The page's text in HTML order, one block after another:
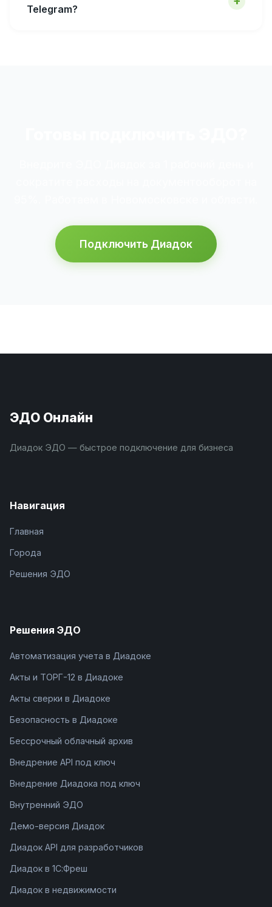
Telegram?
Подключить Диадок
ЭДО Онлайн
Диадок ЭДО — быстрое подключение для бизнеса
Навигация
Главная
Города
Решения ЭДО
Решения ЭДО
Автоматизация учета в Диадоке
Акты и ТОРГ-12 в Диадоке
Акты сверки в Диадоке
Безопасность в Диадоке
Бессрочный облачный архив
Внедрение API под ключ
Внедрение Диадока под ключ
Внутренний ЭДО
Демо-версия Диадок
Диадок API для разработчиков
Диадок в 1С:Фреш
Диадок в недвижимости